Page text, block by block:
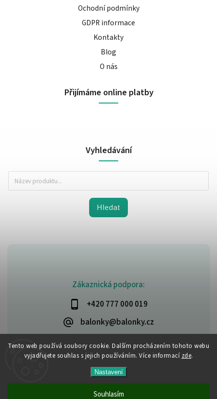
Tento web používá soubory cookie. Dalším procházením tohoto webu
vyjadřujete souhlas s jejich používáním. Více informací zde.
Nastavení
Souhlasím
Zákaznická podpora:
+420 777 000 019
balonky@balonky.cz
Ochodní podmínky
GDPR informace
Kontakty
Blog
O nás
Přijímáme online platby
Vyhledávání
Hledat
Party-narozeniny. Všechna práva vyhrazena.
Upravit nastavení cookies
VytvořilShoptet | Design